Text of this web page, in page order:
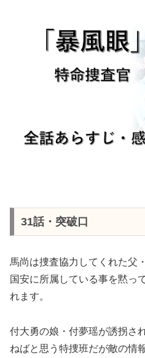
31話・突破口
馬尚は捜査協力してくれた父
国安に所属している事を黙っ
れます。
付大勇の娘・付夢瑶が誘拐さ
ねばと思う特捜班だが敵の情